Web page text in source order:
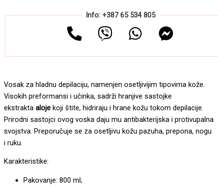
Info: +387 65 534 805
Vosak za hladnu depilaciju, namenjen osetljivijim tipovima kože.
Visokih preformansi i učinka, sadrži hranjive sastojke
ekstrakta aloje koji štite, hidriraju i hrane kožu tokom depilacije.
Prirodni sastojci ovog voska daju mu antibakterijska i protivupalna
svojstva. Preporučuje se za osetljivu kožu pazuha, prepona, nogu
i ruku.
Karakteristike:
Pakovanje: 800 ml;